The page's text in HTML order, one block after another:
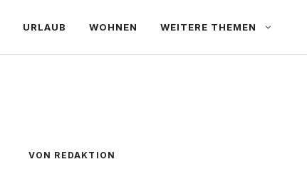
URLAUB WOHNEN WEITERE THEMEN
VON REDAKTION